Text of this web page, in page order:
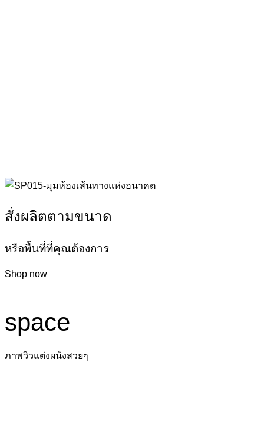
สั่งผลิตตามขนาด
หรือพื้นที่ที่คุณต้องการ
Shop now
space
ภาพวิวแต่งผนังสวยๆ